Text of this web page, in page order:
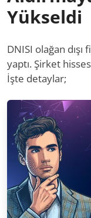
Yükseldi
DNISI olağan
yaptı. Şirket
İşte detaylar;